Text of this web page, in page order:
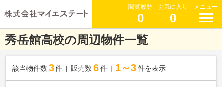
閲覧履歴
0
お気に入り
0
メニュー
秀岳館高校の周辺物件一覧
該当物件数 3件 販売数 6 件 1～3 件を表示